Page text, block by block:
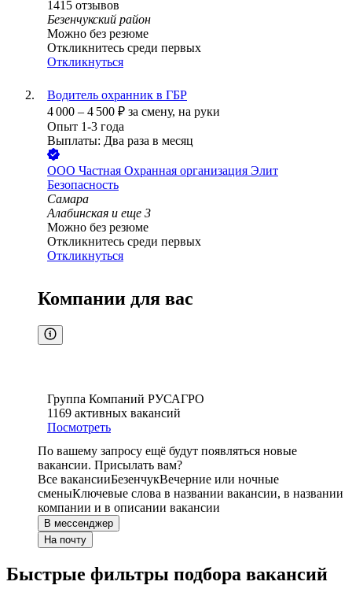
1415 отзывов
Безенчукский район
Можно без резюме
Откликнитесь среди первых
Откликнуться
Водитель охранник в ГБР
4 000 – 4 500 ₽ за смену, на руки
Опыт 1-3 года
Выплаты: Два раза в месяц
ООО Частная Охранная организация Элит
Безопасность
Самара
Алабинская и еще 3
Можно без резюме
Откликнитесь среди первых
Откликнуться
Компании для вас
Группа Компаний РУСАГРО
1169 активных вакансий
Посмотреть
По вашему запросу ещё будут появляться новые
вакансии. Присылать вам?
Все вакансииБезенчукВечерние или ночные
сменыКлючевые слова в названии вакансии, в названии
компании и в описании вакансии
В мессенджер
На почту
Быстрые фильтры подбора вакансий